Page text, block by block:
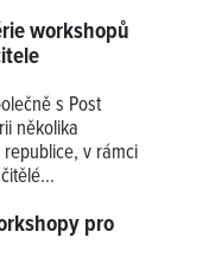
workshopů
s Post
několika
v rámci
pro